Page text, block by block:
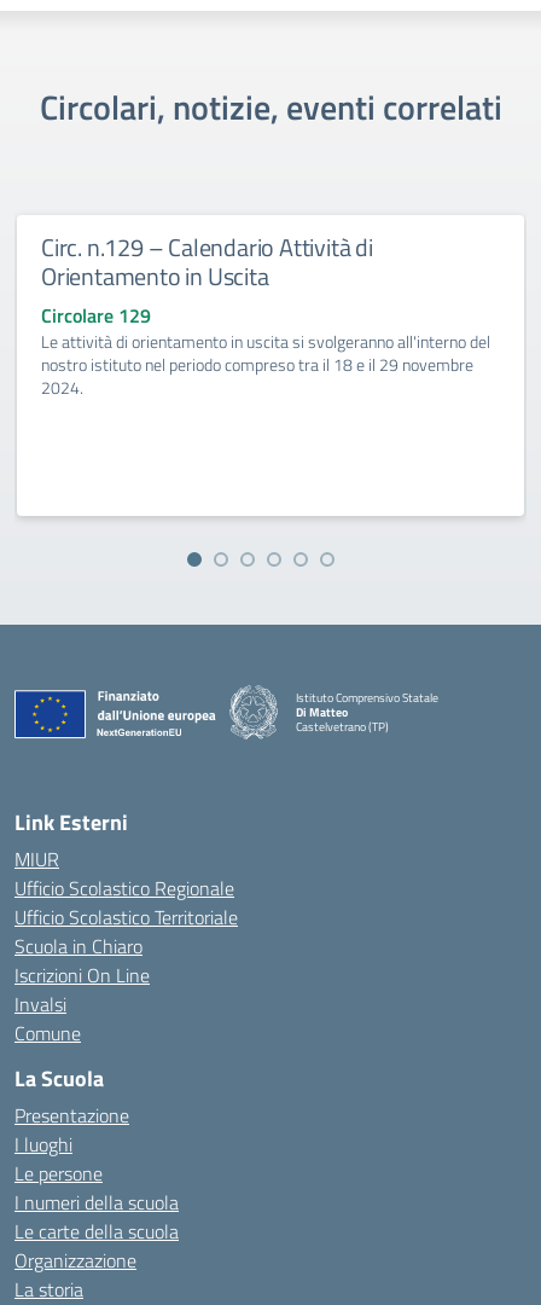
Circolari, notizie, eventi correlati
Circ. n.129 – Calendario Attività di
Orientamento in Uscita
Circolare 129
Le attività di orientamento in uscita si svolgeranno all'interno del
nostro istituto nel periodo compreso tra il 18 e il 29 novembre
2024.
Istituto Comprensivo Statale
Di Matteo
Castelvetrano (TP)
Link Esterni
MIUR
Ufficio Scolastico Regionale
Ufficio Scolastico Territoriale
Scuola in Chiaro
Iscrizioni On Line
Invalsi
Comune
La Scuola
Presentazione
I luoghi
Le persone
I numeri della scuola
Le carte della scuola
Organizzazione
La storia